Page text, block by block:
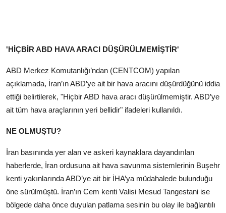
'HİÇBİR ABD HAVA ARACI DÜŞÜRÜLMEMİŞTİR'
ABD Merkez Komutanlığı’ndan (CENTCOM) yapılan
açıklamada, İran’ın ABD’ye ait bir hava aracını düşürdüğünü iddia
ettiği belirtilerek, "Hiçbir ABD hava aracı düşürülmemiştir. ABD’ye
ait tüm hava araçlarının yeri bellidir" ifadeleri kullanıldı.
NE OLMUŞTU?
İran basınında yer alan ve askeri kaynaklara dayandırılan
haberlerde, İran ordusuna ait hava savunma sistemlerinin Buşehr
kenti yakınlarında ABD’ye ait bir İHA’ya müdahalede bulunduğu
öne sürülmüştü. İran’ın Cem kenti Valisi Mesud Tangestani ise
bölgede daha önce duyulan patlama sesinin bu olay ile bağlantılı